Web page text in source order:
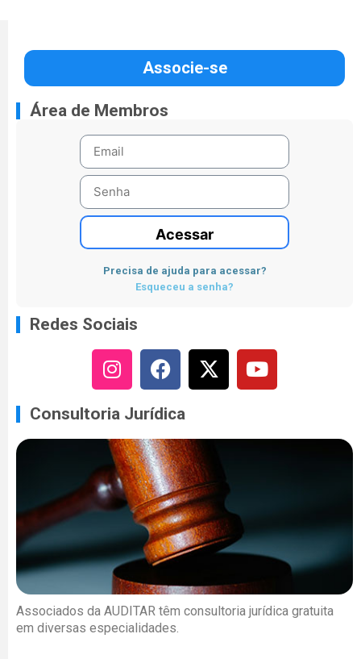
Associe-se
Área de Membros
Acessar
Precisa de ajuda para acessar?
Esqueceu a senha?
Redes Sociais
Consultoria Jurídica
Associados da AUDITAR têm consultoria jurídica gratuita
em diversas especialidades.